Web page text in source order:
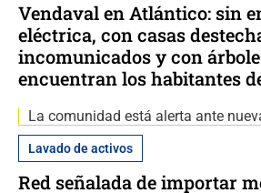
Vendaval en Atlántico: sin
eléctrica, con casas
incomunicados y con
encuentran los habitantes
La comunidad está alerta ante
Lavado de activos
Red señalada de importar